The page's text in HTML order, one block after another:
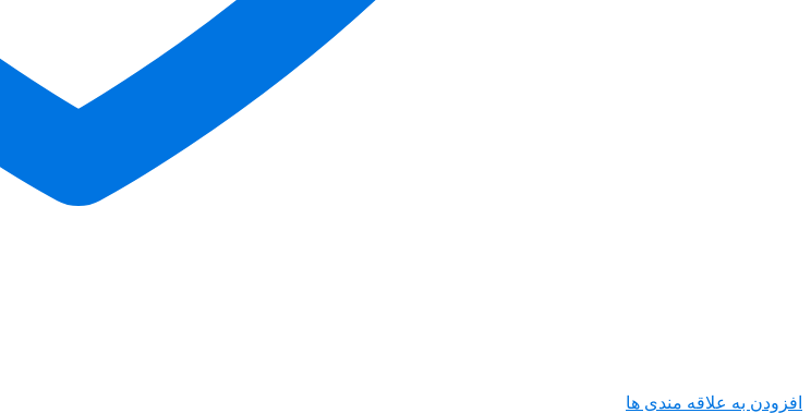
افزودن به علاقه مندی ها